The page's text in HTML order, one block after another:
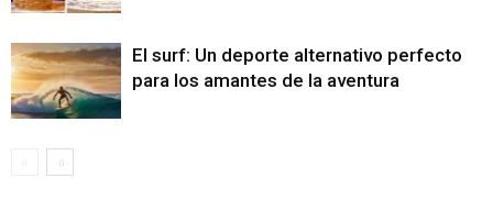
El surf: Un deporte alternativo perfecto
para los amantes de la aventura